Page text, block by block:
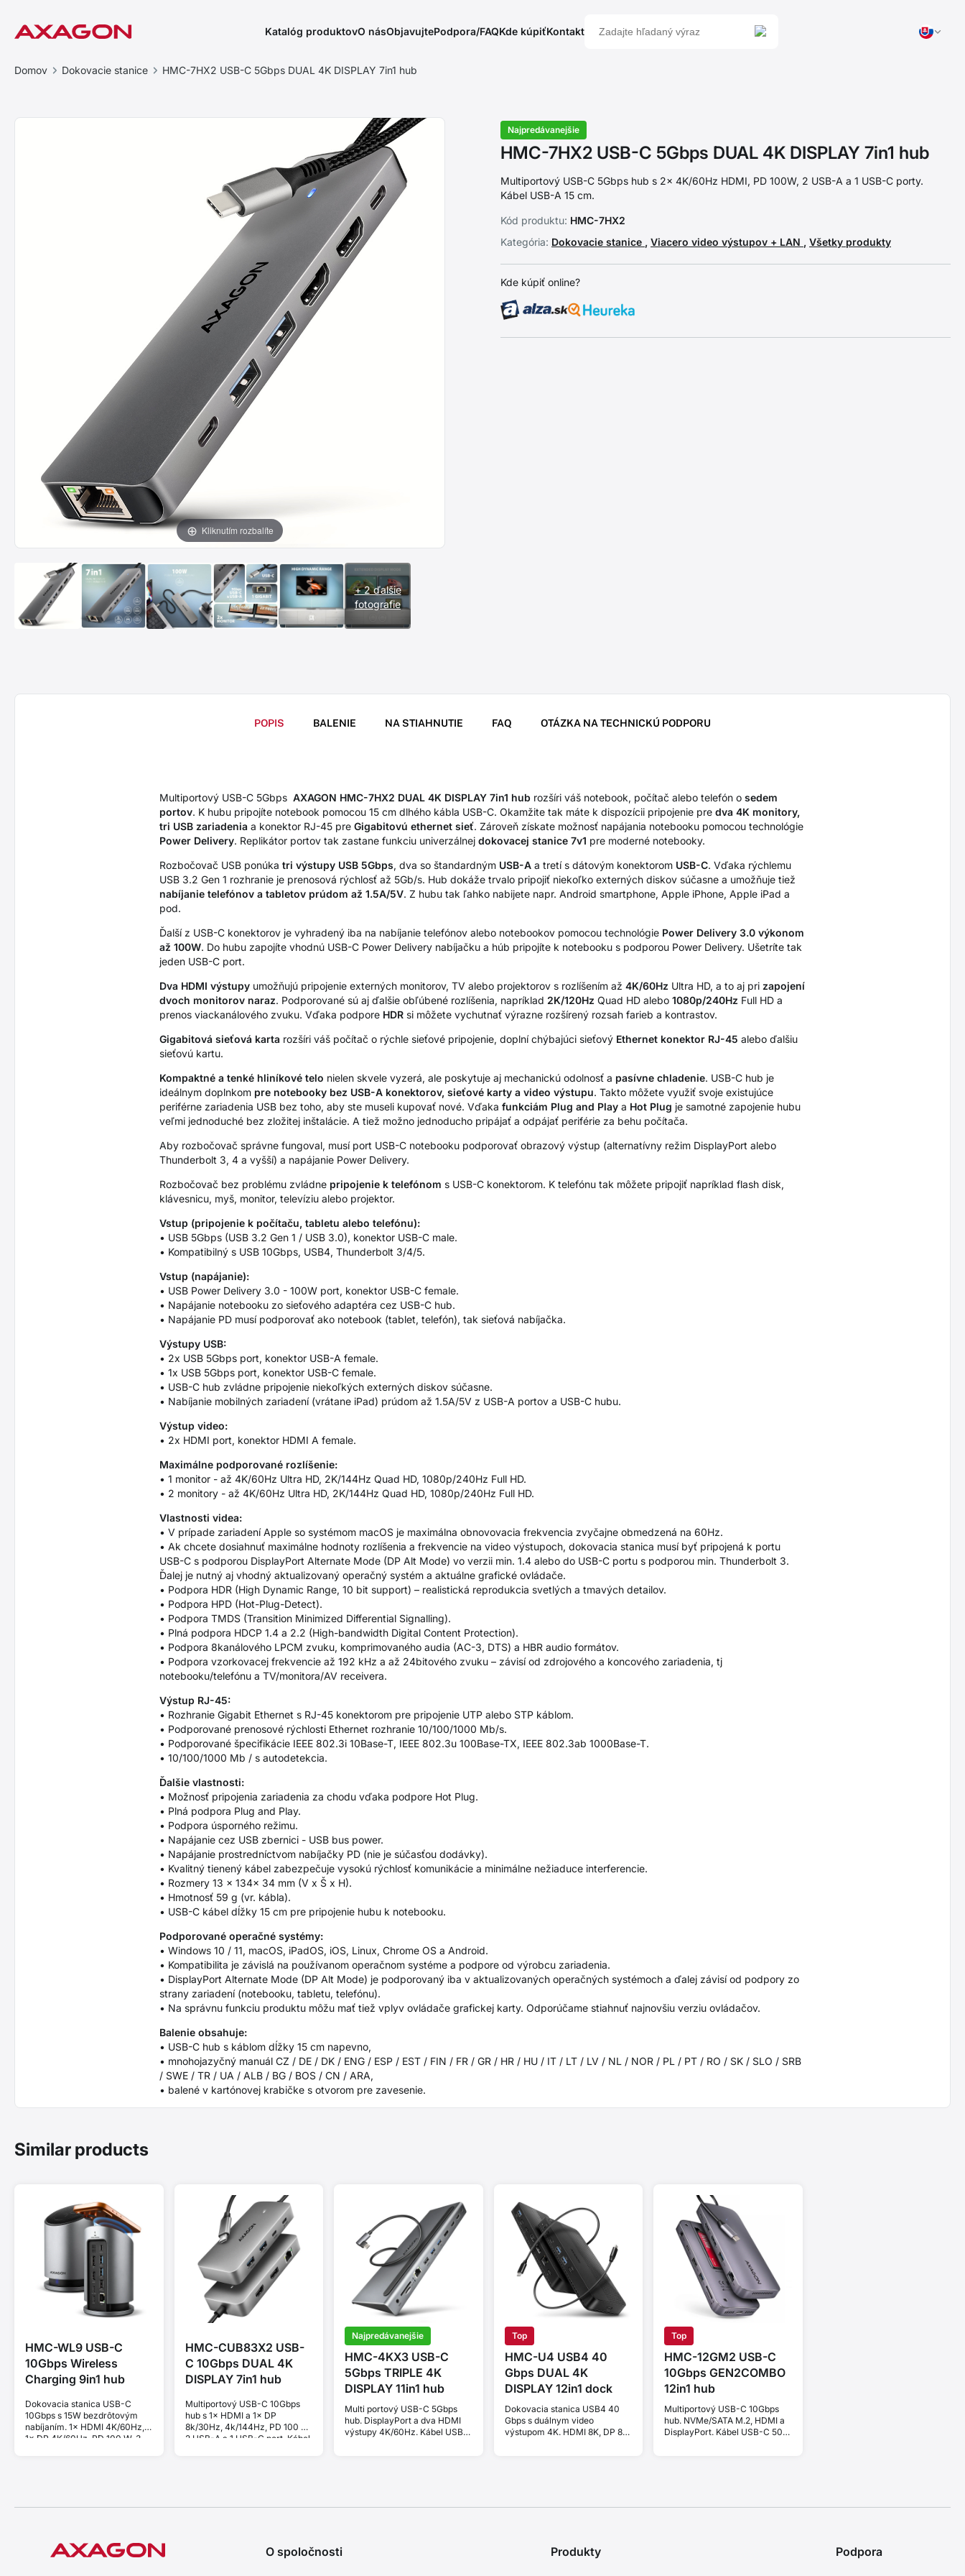
Katalóg produktovO násObjavujtePodpora/FAQKde kúpiťKontakt
Domov Dokovacie stanice HMC-7HX2 USB-C 5Gbps DUAL 4K DISPLAY 7in1 hub
Kliknutím rozbalíte
+ 2 ďalšie
fotografie
Najpredávanejšie
HMC-7HX2 USB-C 5Gbps DUAL 4K DISPLAY 7in1 hub
Multiportový USB-C 5Gbps hub s 2x 4K/60Hz HDMI, PD 100W, 2 USB-A a 1 USB-C porty.
Kábel USB-A 15 cm.
Kód produktu: HMC-7HX2
Kategória: Dokovacie stanice , Viacero video výstupov + LAN , Všetky produkty
Kde kúpiť online?
POPIS BALENIE NA STIAHNUTIE FAQ OTÁZKA NA TECHNICKÚ PODPORU
Multiportový USB-C 5Gbps AXAGON HMC-7HX2 DUAL 4K DISPLAY 7in1 hub rozšíri váš notebook, počítač alebo telefón o sedem
portov. K hubu pripojíte notebook pomocou 15 cm dlhého kábla USB-C. Okamžite tak máte k dispozícii pripojenie pre dva 4K monitory,
tri USB zariadenia a konektor RJ-45 pre Gigabitovú ethernet sieť. Zároveň získate možnosť napájania notebooku pomocou technológie
Power Delivery. Replikátor portov tak zastane funkciu univerzálnej dokovacej stanice 7v1 pre moderné notebooky.
Rozbočovač USB ponúka tri výstupy USB 5Gbps, dva so štandardným USB-A a tretí s dátovým konektorom USB-C. Vďaka rýchlemu
USB 3.2 Gen 1 rozhranie je prenosová rýchlosť až 5Gb/s. Hub dokáže trvalo pripojiť niekoľko externých diskov súčasne a umožňuje tiež
nabíjanie telefónov a tabletov prúdom až 1.5A/5V. Z hubu tak ľahko nabijete napr. Android smartphone, Apple iPhone, Apple iPad a
pod.
Ďalší z USB-C konektorov je vyhradený iba na nabíjanie telefónov alebo notebookov pomocou technológie Power Delivery 3.0 výkonom
až 100W. Do hubu zapojíte vhodnú USB-C Power Delivery nabíjačku a húb pripojíte k notebooku s podporou Power Delivery. Ušetríte tak
jeden USB-C port.
Dva HDMI výstupy umožňujú pripojenie externých monitorov, TV alebo projektorov s rozlíšením až 4K/60Hz Ultra HD, a to aj pri zapojení
dvoch monitorov naraz. Podporované sú aj ďalšie obľúbené rozlíšenia, napríklad 2K/120Hz Quad HD alebo 1080p/240Hz Full HD a
prenos viackanálového zvuku. Vďaka podpore HDR si môžete vychutnať výrazne rozšírený rozsah farieb a kontrastov.
Gigabitová sieťová karta rozšíri váš počítač o rýchle sieťové pripojenie, doplní chýbajúci sieťový Ethernet konektor RJ-45 alebo ďalšiu
sieťovú kartu.
Kompaktné a tenké hliníkové telo nielen skvele vyzerá, ale poskytuje aj mechanickú odolnosť a pasívne chladenie. USB-C hub je
ideálnym doplnkom pre notebooky bez USB-A konektorov, sieťové karty a video výstupu. Takto môžete využiť svoje existujúce
periférne zariadenia USB bez toho, aby ste museli kupovať nové. Vďaka funkciám Plug and Play a Hot Plug je samotné zapojenie hubu
veľmi jednoduché bez zložitej inštalácie. A tiež možno jednoducho pripájať a odpájať periférie za behu počítača.
Aby rozbočovač správne fungoval, musí port USB-C notebooku podporovať obrazový výstup (alternatívny režim DisplayPort alebo
Thunderbolt 3, 4 a vyšší) a napájanie Power Delivery.
Rozbočovač bez problému zvládne pripojenie k telefónom s USB-C konektorom. K telefónu tak môžete pripojiť napríklad flash disk,
klávesnicu, myš, monitor, televíziu alebo projektor.
Vstup (pripojenie k počítaču, tabletu alebo telefónu):
• USB 5Gbps (USB 3.2 Gen 1 / USB 3.0), konektor USB-C male.
• Kompatibilný s USB 10Gbps, USB4, Thunderbolt 3/4/5.
Vstup (napájanie):
• USB Power Delivery 3.0 - 100W port, konektor USB-C female.
• Napájanie notebooku zo sieťového adaptéra cez USB-C hub.
• Napájanie PD musí podporovať ako notebook (tablet, telefón), tak sieťová nabíjačka.
Výstupy USB:
• 2x USB 5Gbps port, konektor USB-A female.
• 1x USB 5Gbps port, konektor USB-C female.
• USB-C hub zvládne pripojenie niekoľkých externých diskov súčasne.
• Nabíjanie mobilných zariadení (vrátane iPad) prúdom až 1.5A/5V z USB-A portov a USB-C hubu.
Výstup video:
• 2x HDMI port, konektor HDMI A female.
Maximálne podporované rozlíšenie:
• 1 monitor - až 4K/60Hz Ultra HD, 2K/144Hz Quad HD, 1080p/240Hz Full HD.
• 2 monitory - až 4K/60Hz Ultra HD, 2K/144Hz Quad HD, 1080p/240Hz Full HD.
Vlastnosti videa:
• V prípade zariadení Apple so systémom macOS je maximálna obnovovacia frekvencia zvyčajne obmedzená na 60Hz.
• Ak chcete dosiahnuť maximálne hodnoty rozlíšenia a frekvencie na video výstupoch, dokovacia stanica musí byť pripojená k portu
USB-C s podporou DisplayPort Alternate Mode (DP Alt Mode) vo verzii min. 1.4 alebo do USB-C portu s podporou min. Thunderbolt 3.
Ďalej je nutný aj vhodný aktualizovaný operačný systém a aktuálne grafické ovládače.
• Podpora HDR (High Dynamic Range, 10 bit support) – realistická reprodukcia svetlých a tmavých detailov.
• Podpora HPD (Hot-Plug-Detect).
• Podpora TMDS (Transition Minimized Differential Signalling).
• Plná podpora HDCP 1.4 a 2.2 (High-bandwidth Digital Content Protection).
• Podpora 8kanálového LPCM zvuku, komprimovaného audia (AC-3, DTS) a HBR audio formátov.
• Podpora vzorkovacej frekvencie až 192 kHz a až 24bitového zvuku – závisí od zdrojového a koncového zariadenia, tj
notebooku/telefónu a TV/monitora/AV receivera.
Výstup RJ-45:
• Rozhranie Gigabit Ethernet s RJ-45 konektorom pre pripojenie UTP alebo STP káblom.
• Podporované prenosové rýchlosti Ethernet rozhranie 10/100/1000 Mb/s.
• Podporované špecifikácie IEEE 802.3i 10Base-T, IEEE 802.3u 100Base-TX, IEEE 802.3ab 1000Base-T.
• 10/100/1000 Mb / s autodetekcia.
Ďalšie vlastnosti:
• Možnosť pripojenia zariadenia za chodu vďaka podpore Hot Plug.
• Plná podpora Plug and Play.
• Podpora úsporného režimu.
• Napájanie cez USB zbernici - USB bus power.
• Napájanie prostredníctvom nabíjačky PD (nie je súčasťou dodávky).
• Kvalitný tienený kábel zabezpečuje vysokú rýchlosť komunikácie a minimálne nežiaduce interferencie.
• Rozmery 13 x 134x 34 mm (V x Š x H).
• Hmotnosť 59 g (vr. kábla).
• USB-C kábel dĺžky 15 cm pre pripojenie hubu k notebooku.
Podporované operačné systémy:
• Windows 10 / 11, macOS, iPadOS, iOS, Linux, Chrome OS a Android.
• Kompatibilita je závislá na používanom operačnom systéme a podpore od výrobcu zariadenia.
• DisplayPort Alternate Mode (DP Alt Mode) je podporovaný iba v aktualizovaných operačných systémoch a ďalej závisí od podpory zo
strany zariadení (notebooku, tabletu, telefónu).
• Na správnu funkciu produktu môžu mať tiež vplyv ovládače grafickej karty. Odporúčame stiahnuť najnovšiu verziu ovládačov.
Balenie obsahuje:
• USB-C hub s káblom dĺžky 15 cm napevno,
• mnohojazyčný manuál CZ / DE / DK / ENG / ESP / EST / FIN / FR / GR / HR / HU / IT / LT / LV / NL / NOR / PL / PT / RO / SK / SLO / SRB
/ SWE / TR / UA / ALB / BG / BOS / CN / ARA,
• balené v kartónovej krabičke s otvorom pre zavesenie.
Similar products
HMC-WL9 USB-C
10Gbps Wireless
Charging 9in1 hub
Dokovacia stanica USB-C
10Gbps s 15W bezdrôtovým
nabíjaním. 1× HDMI 4K/60Hz,
1× DP 4K/60Hz, PD 100 W, 3
HMC-CUB83X2 USB-
C 10Gbps DUAL 4K
DISPLAY 7in1 hub
Multiportový USB-C 10Gbps
hub s 1× HDMI a 1× DP
8k/30Hz, 4k/144Hz, PD 100 W,
2 USB-A a 1 USB-C port. Kábel
Najpredávanejšie
HMC-4KX3 USB-C
5Gbps TRIPLE 4K
DISPLAY 11in1 hub
Multi portový USB-C 5Gbps
hub. DisplayPort a dva HDMI
výstupy 4K/60Hz. Kábel USB-
Top
HMC-U4 USB4 40
Gbps DUAL 4K
DISPLAY 12in1 dock
Dokovacia stanica USB4 40
Gbps s duálnym video
výstupom 4K. HDMI 8K, DP 8K,
Top
HMC-12GM2 USB-C
10Gbps GEN2COMBO
12in1 hub
Multiportový USB-C 10Gbps
hub. NVMe/SATA M.2, HDMI a
DisplayPort. Kábel USB-C 50
O spoločnosti Produkty Podpora